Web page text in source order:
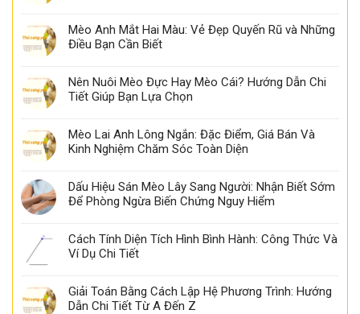
Mèo Anh Mắt Hai Màu: Vẻ Đẹp Quyến Rũ và Những
Điều Bạn Cần Biết
Nên Nuôi Mèo Đực Hay Mèo Cái? Hướng Dẫn Chi
Tiết Giúp Bạn Lựa Chọn
Mèo Lai Anh Lông Ngắn: Đặc Điểm, Giá Bán Và
Kinh Nghiệm Chăm Sóc Toàn Diện
Dấu Hiệu Sán Mèo Lây Sang Người: Nhận Biết Sớm
Để Phòng Ngừa Biến Chứng Nguy Hiểm
Cách Tính Diện Tích Hình Bình Hành: Công Thức Và
Ví Dụ Chi Tiết
Giải Toán Bằng Cách Lập Hệ Phương Trình: Hướng
Dẫn Chi Tiết Từ A Đến Z